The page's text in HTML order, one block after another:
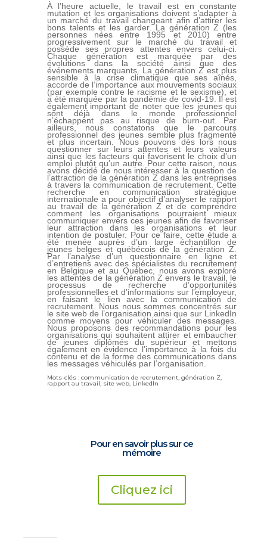
À l’heure actuelle, le travail est en constante
mutation et les organisations doivent s’adapter à
un marché du travail changeant afin d’attirer les
bons talents et les garder. La génération Z (les
personnes nées entre 1995 et 2010) entre
progressivement sur le marché du travail et
possède ses propres attentes envers celui-ci.
Chaque génération est marquée par des
évolutions dans la société ainsi que des
événements marquants. La génération Z est plus
sensible à la crise climatique que ses aînés,
accorde de l’importance aux mouvements sociaux
(par exemple contre le racisme et le sexisme), et
a été marquée par la pandémie de covid-19. Il est
également important de noter que les jeunes qui
sont déjà dans le monde professionnel
n’échappent pas au risque de burn-out. Par
ailleurs, nous constatons que le parcours
professionnel des jeunes semble plus fragmenté
et plus incertain. Nous pouvons dès lors nous
questionner sur leurs attentes et leurs valeurs
ainsi que les facteurs qui favorisent le choix d’un
emploi plutôt qu’un autre. Pour cette raison, nous
avons décidé de nous intéresser à la question de
l’attraction de la génération Z dans les entreprises
à travers la communication de recrutement. Cette
recherche en communication stratégique
internationale a pour objectif d’analyser le rapport
au travail de la génération Z et de comprendre
comment les organisations pourraient mieux
communiquer envers ces jeunes afin de favoriser
leur attraction dans les organisations et leur
intention de postuler. Pour ce faire, cette étude a
été menée auprès d’un large échantillon de
jeunes belges et québécois de la génération Z.
Par l’analyse d’un questionnaire en ligne et
d’entretiens avec des spécialistes du recrutement
en Belgique et au Québec, nous avons exploré
les attentes de la génération Z envers le travail, le
processus de recherche d’opportunités
professionnelles et d’informations sur l’employeur,
en faisant le lien avec la communication de
recrutement. Nous nous sommes concentrés sur
le site web de l’organisation ainsi que sur LinkedIn
comme moyens pour véhiculer des messages.
Nous proposons des recommandations pour les
organisations qui souhaitent attirer et embaucher
de jeunes diplômés du supérieur et mettons
également en évidence l’importance à la fois du
contenu et de la forme des communications dans
les messages véhiculés par l’organisation
Mots-clés : communication de recrutement, génération Z,
rapport au travail, site web, LinkedIn
Pour en savoir plus sur ce
mémoire
Cliquez ici